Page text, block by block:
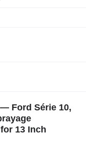
Ford Série 10,
13 Inch